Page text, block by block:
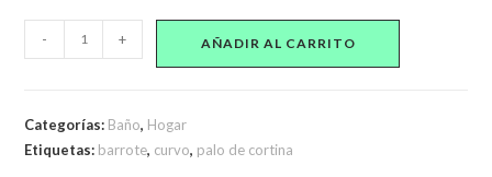
Palo
Baño
- + AÑADIR AL CARRITO
Categorías: Baño, Hogar
Etiquetas: barrote, curvo, palo de cortina